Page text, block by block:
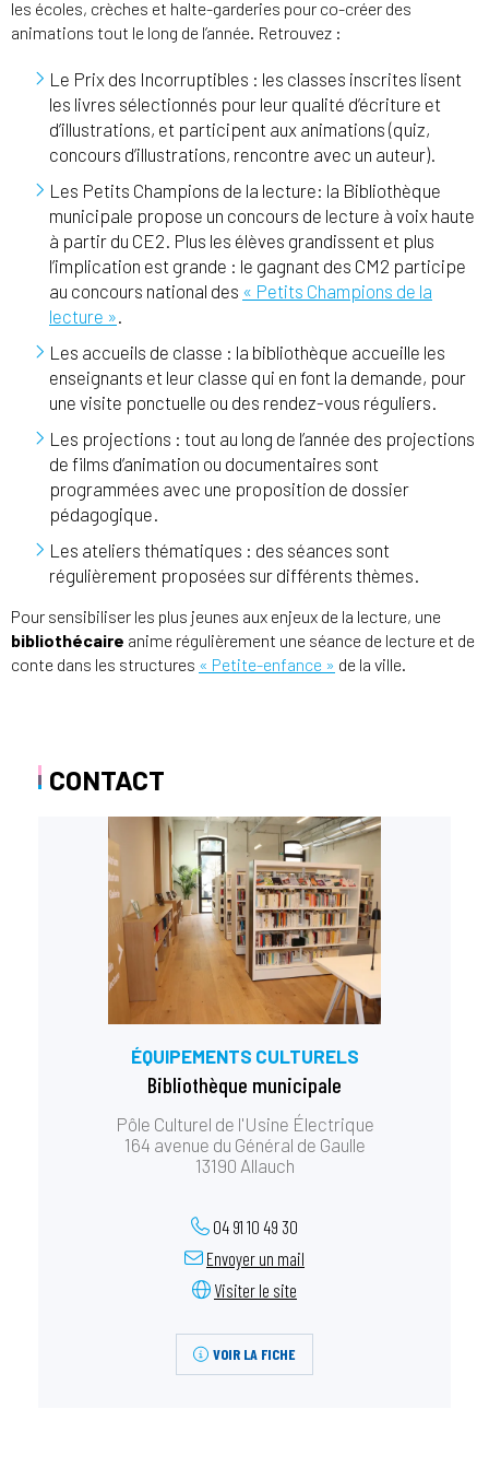
les écoles, crèches et halte-garderies pour co-créer des
animations tout le long de l’année. Retrouvez :
Le Prix des Incorruptibles : les classes inscrites lisent
les livres sélectionnés pour leur qualité d’écriture et
d’illustrations, et participent aux animations (quiz,
concours d’illustrations, rencontre avec un auteur).
Les Petits Champions de la lecture: la Bibliothèque
municipale propose un concours de lecture à voix haute
à partir du CE2. Plus les élèves grandissent et plus
l’implication est grande : le gagnant des CM2 participe
au concours national des « Petits Champions de la
lecture ».
Les accueils de classe : la bibliothèque accueille les
enseignants et leur classe qui en font la demande, pour
une visite ponctuelle ou des rendez-vous réguliers.
Les projections : tout au long de l’année des projections
de films d’animation ou documentaires sont
programmées avec une proposition de dossier
pédagogique.
Les ateliers thématiques : des séances sont
régulièrement proposées sur différents thèmes.
Pour sensibiliser les plus jeunes aux enjeux de la lecture, une
bibliothécaire anime régulièrement une séance de lecture et de
conte dans les structures « Petite-enfance » de la ville.
CONTACT
ÉQUIPEMENTS CULTURELS
Bibliothèque municipale
Pôle Culturel de l'Usine Électrique
164 avenue du Général de Gaulle
13190 Allauch
04 91 10 49 30
Envoyer un mail
Visiter le site
VOIR LA FICHE